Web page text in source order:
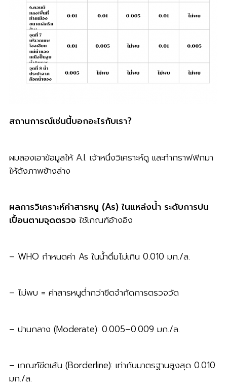
สถานการณ์เช่นนี้บอกอะไรกับเรา?
ผมลองเอาข้อมูลให้ A.I. เจ้าหนึ่งวิเคราะห์ดู และทำกราฟฟิกมา
ให้ดังภาพข้างล่าง
ผลการวิเคราะห์ค่าสารหนู (As) ในแหล่งน้ำ ระดับการปน
เปื้อนตามจุดตรวจใช้เกณฑ์อ้างอิง
– WHO กำหนดค่า As ในน้ำดื่มไม่เกิน 0.010 มก./ล.
– ไม่พบ = ค่าสารหนูต่ำกว่าขีดจำกัดการตรวจวัด
– ปานกลาง (Moderate): 0.005–0.009 มก./ล.
– เกณฑ์ขีดเส้น (Borderline): เท่ากับมาตรฐานสูงสุด 0.010
มก./ล.